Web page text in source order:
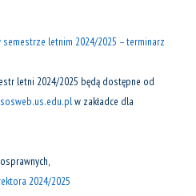
letnim 2024/2025 – terminarz
letni 2024/2025 będą dostępne od
w zakładce dla
2024/2025